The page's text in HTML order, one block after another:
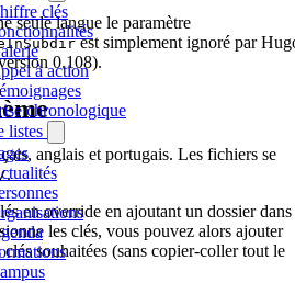
clés
à action
chronologique
listes
seule langue le paramètre
est simplement ignoré par
0.108).
anglais et portugais. Les fichiers se
.
en override en ajoutant un dossier dans
les clés, vous pouvez alors ajouter
souhaitées (sans copier-coller tout le